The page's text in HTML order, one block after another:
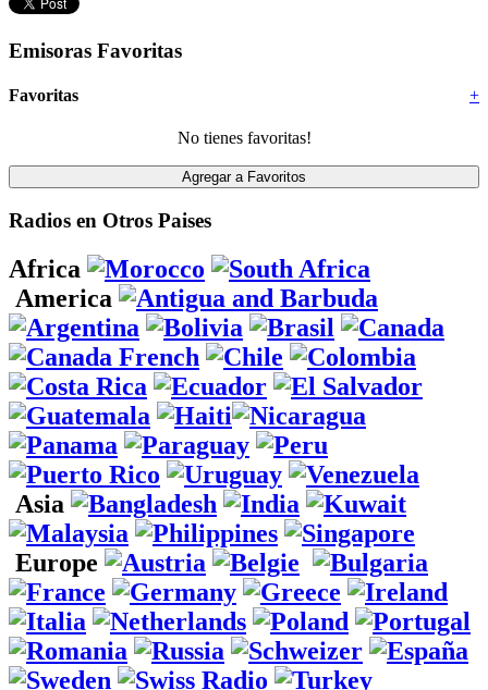
Emisoras Favoritas
+
Favoritas
No tienes favoritas!
Radios en Otros Paises
Africa
America
Asia
Europe